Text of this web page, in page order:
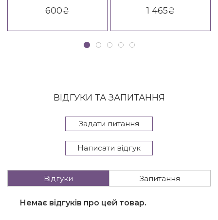
600₴ 1 465₴
ВІДГУКИ ТА ЗАПИТАННЯ
Задати питання
Написати відгук
Відгуки Запитання
Немає відгуків про цей товар.